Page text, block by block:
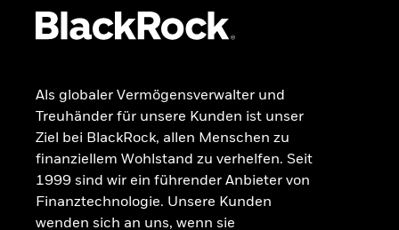
Als globaler Vermögensverwalter und
Treuhänder für unsere Kunden ist unser
Ziel bei BlackRock, allen Menschen zu
finanziellem Wohlstand zu verhelfen. Seit
1999 sind wir ein führender Anbieter von
Finanztechnologie. Unsere Kunden
wenden sich an uns, wenn sie